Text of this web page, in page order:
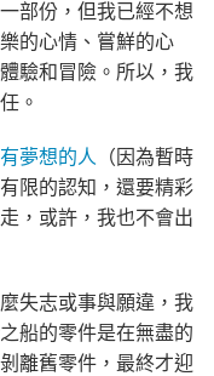
部份，但我已經不想
的心情、嘗鮮的心
驗和冒險。所以，我
。
夢想的人
（因為暫時
限的認知，還要精彩
，或許，我也不會出
失志或事與願違，我
船的零件是在無盡的
離舊零件，最終才迎